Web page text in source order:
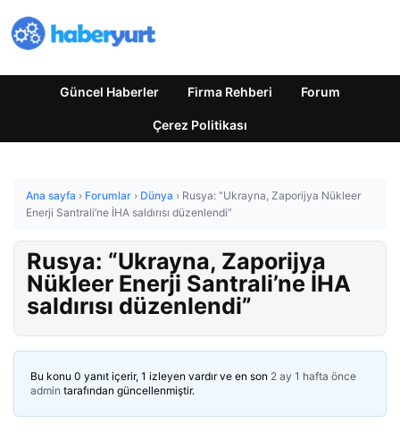
Güncel Haberler Firma Rehberi Forum
Çerez Politikası
Ana sayfa › Forumlar › Dünya › Rusya: “Ukrayna, Zaporijya Nükleer
Enerji Santrali’ne İHA saldırısı düzenlendi”
Rusya: “Ukrayna, Zaporijya
Nükleer Enerji Santrali’ne İHA
saldırısı düzenlendi”
Bu konu 0 yanıt içerir, 1 izleyen vardır ve en son 2 ay 1 hafta önce
admin tarafından güncellenmiştir.